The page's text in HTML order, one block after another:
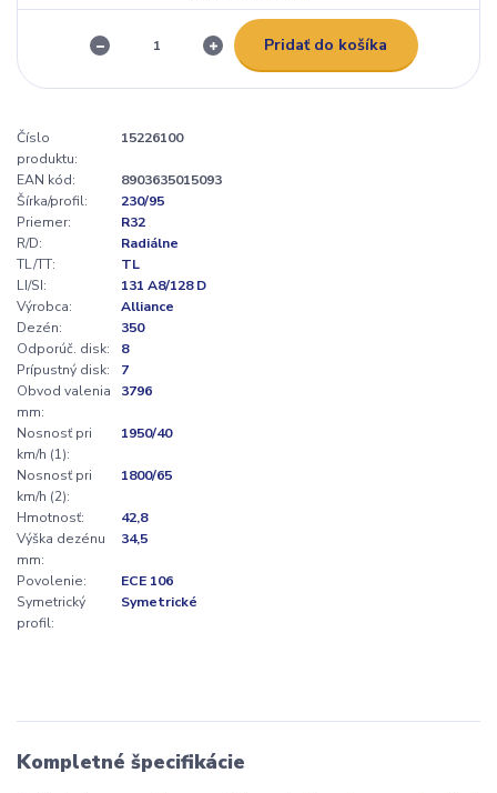
Pridať do košíka
Číslo
produktu:
15226100
EAN kód:
8903635015093
Šírka/profil:
230/95
Priemer:
R32
R/D:
Radiálne
TL/TT:
TL
LI/SI:
131 A8/128 D
Výrobca:
Alliance
Dezén:
350
Odporúč. disk:
8
Prípustný disk:
7
Obvod valenia
mm:
3796
Nosnosť pri
km/h (1):
1950/40
Nosnosť pri
km/h (2):
1800/65
Hmotnosť:
42,8
Výška dezénu
mm:
34,5
Povolenie:
ECE 106
Symetrický
profil:
Symetrické
Kompletné špecifikácie